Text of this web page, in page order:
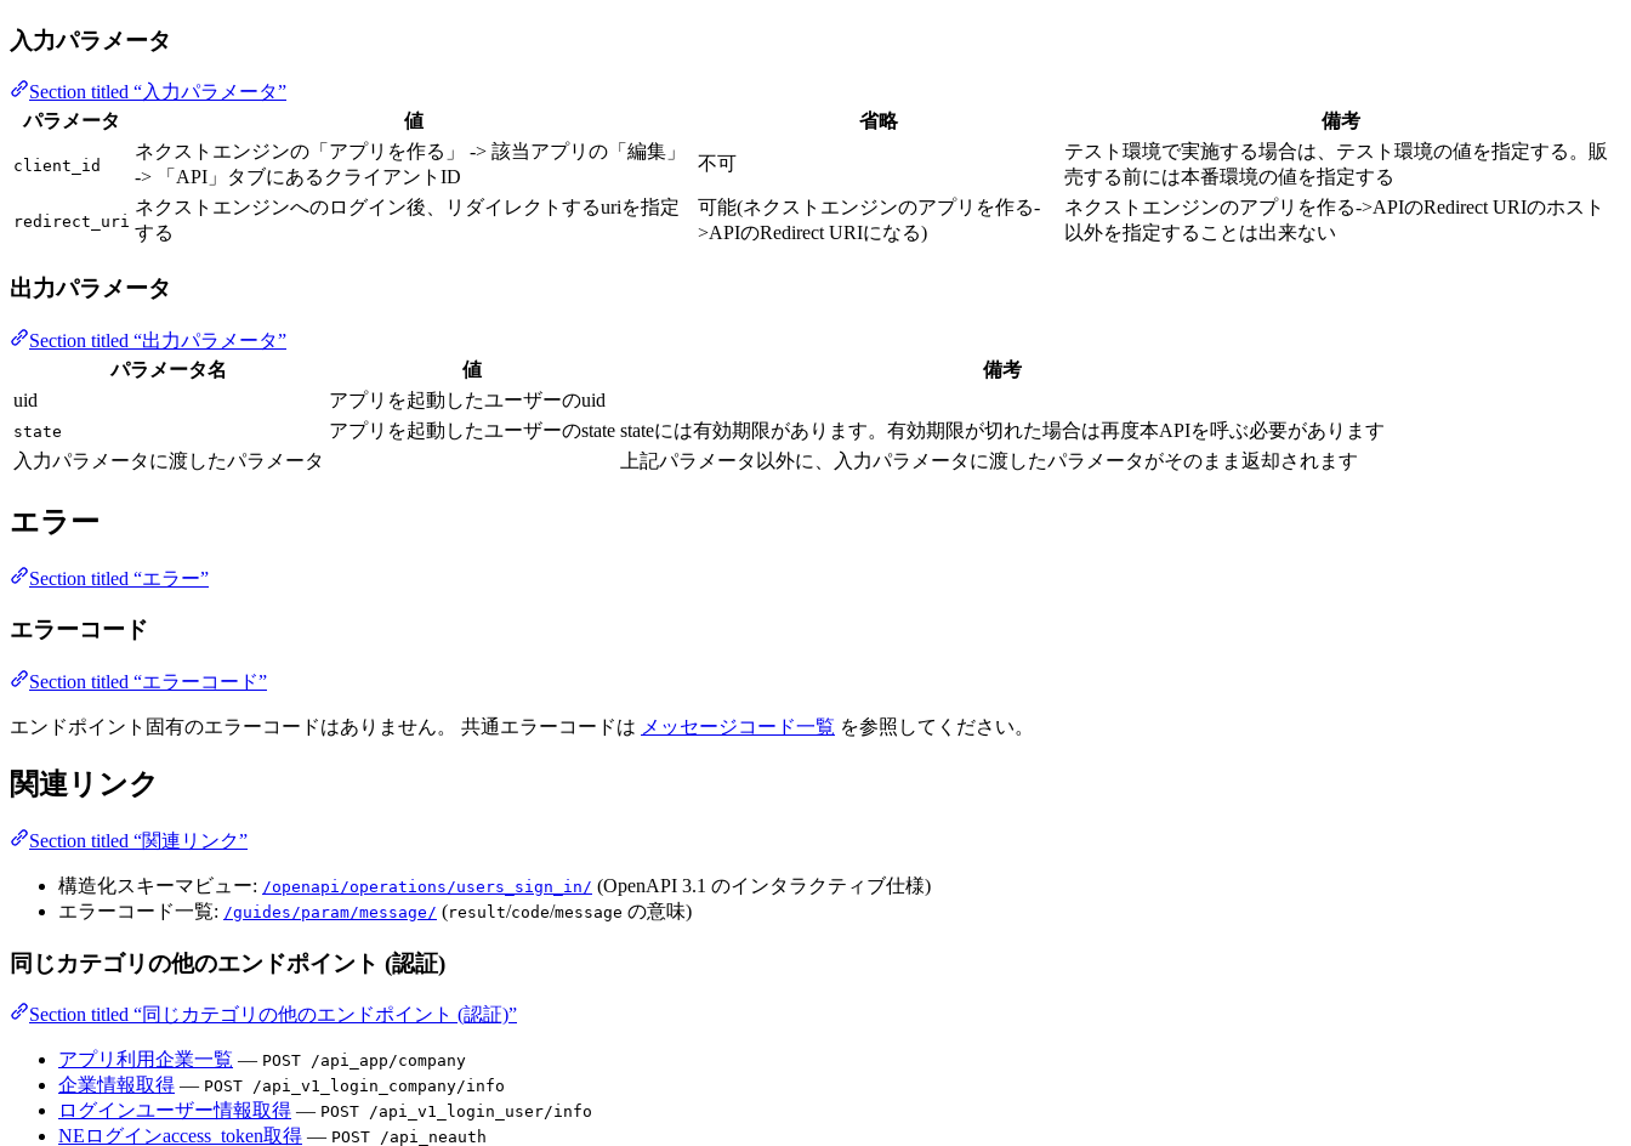
入力パラメータ
Section titled “入力パラメータ”
パラメータ
値 省略 備考
client_id
ネクストエンジンの「アプリを作る」 -> 該当アプリの「編集」
-> 「API」タブにあるクライアントID
不可
テスト環境で実施する場合は、テスト環境の値を指定する。販
売する前には本番環境の値を指定する
redirect_uri
ネクストエンジンへのログイン後、リダイレクトするuriを指定
する
可能(ネクストエンジンのアプリを作る-
>APIのRedirect URIになる)
ネクストエンジンのアプリを作る->APIのRedirect URIのホスト
以外を指定することは出来ない
出力パラメータ
Section titled “出力パラメータ”
パラメータ名
値
備考
uid
アプリを起動したユーザーのuid
state アプリを起動したユーザーのstate stateには有効期限があります。有効期限が切れた場合は再度本APIを呼ぶ必要があります
入力パラメータに渡したパラメータ
上記パラメータ以外に、入力パラメータに渡したパラメータがそのまま返却されます
エラー
Section titled “エラー”
エラーコード
Section titled “エラーコード”
エンドポイント固有のエラーコードはありません。 共通エラーコードは メッセージコード一覧 を参照してください。
関連リンク
Section titled “関連リンク”
構造化スキーマビュー: /openapi/operations/users_sign_in/ (OpenAPI 3.1 のインタラクティブ仕様)
エラーコード一覧: /guides/param/message/ (result/code/message の意味)
同じカテゴリの他のエンドポイント (認証)
Section titled “同じカテゴリの他のエンドポイント (認証)”
アプリ利用企業一覧 — POST /api_app/company
企業情報取得 — POST /api_v1_login_company/info
ログインユーザー情報取得 — POST /api_v1_login_user/info
NEログインaccess_token取得 — POST /api_neauth